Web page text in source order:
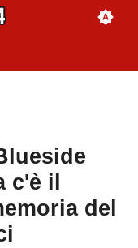
c'è il
del